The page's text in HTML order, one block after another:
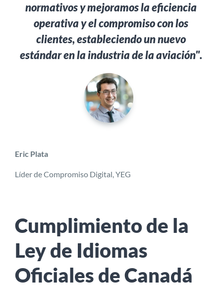
normativos y mejoramos la eficiencia
operativa y el compromiso con los
clientes, estableciendo un nuevo
estándar en la industria de la aviación".
Eric Plata
Líder de Compromiso Digital, YEG
Cumplimiento de la
Ley de Idiomas
Oficiales de Canadá